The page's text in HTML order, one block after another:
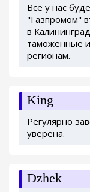
Все у нас
"Газпромом"
в
таможенные
регионам.
King
Регулярно
уверена.
Dzhek